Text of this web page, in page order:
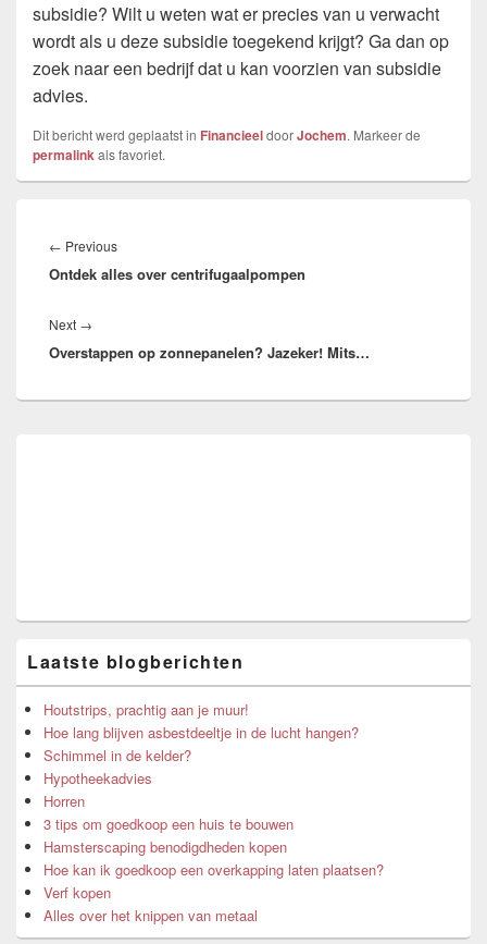
subsidie? Wilt u weten wat er precies van u verwacht
wordt als u deze subsidie toegekend krijgt? Ga dan op
zoek naar een bedrijf dat u kan voorzien van subsidie
advies.
Dit bericht werd geplaatst in FinancieeldoorJochem. Markeer de
permalinkals favoriet.
navigatie
← PreviousPrevious
post:
Ontdek alles over centrifugaalpompen
Next →
post:
Overstappen op zonnepanelen? Jazeker! Mits…
Laatste blogberichten
Houtstrips, prachtig aan je muur!
Hoe lang blijven asbestdeeltje in de lucht hangen?
Schimmel in de kelder?
Hypotheekadvies
Horren
3 tips om goedkoop een huis te bouwen
Hamsterscaping benodigdheden kopen
Hoe kan ik goedkoop een overkapping laten plaatsen?
Verf kopen
Alles over het knippen van metaal